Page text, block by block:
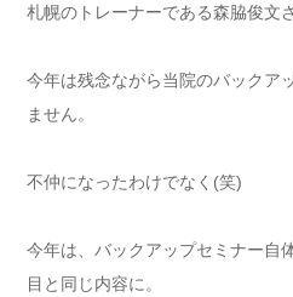
札幌のトレーナーである森脇俊文さ
今年は残念ながら当院のバックア
ません。
不仲になったわけでなく(笑)
今年は、バックアップセミナー自
目と同じ内容に。